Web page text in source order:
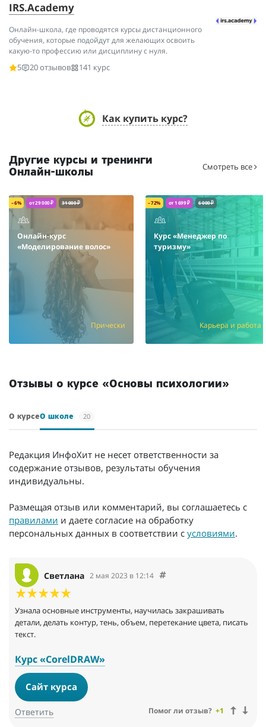
IRS.Academy
Онлайн-школа, где проводятся курсы дистанционного
обучения, которые подойдут для желающих освоить
какую-то профессию или дисциплину с нуля.
5
20 отзывов 141 курс
Как купить курс?
Другие курсы и тренинги
Онлайн-школы
Смотреть все
– 6% от 29 000 ₽ 31 000 ₽
Онлайн-курс
«Моделирование волос»
Прически
– 72% от 1 699 ₽ 6 000 ₽
Курс «Менеджер по
туризму»
Карьера и работа
Отзывы о курсе «Основы психологии»
О курсеО школе 20
Редакция ИнфоХит не несет ответственности за
содержание отзывов, результаты обучения
индивидуальны.
Размещая отзыв или комментарий, вы соглашаетесь с
правилами и даете согласие на обработку
персональных данных в соответствии с условиями.
Светлана 2 мая 2023 в 12:14
Узнала основные инструменты, научилась закрашивать
детали, делать контур, тень, объем, перетекание цвета, писать
текст.
Курс «CorelDRAW»
Сайт курса
Ответить Помог ли отзыв? +1